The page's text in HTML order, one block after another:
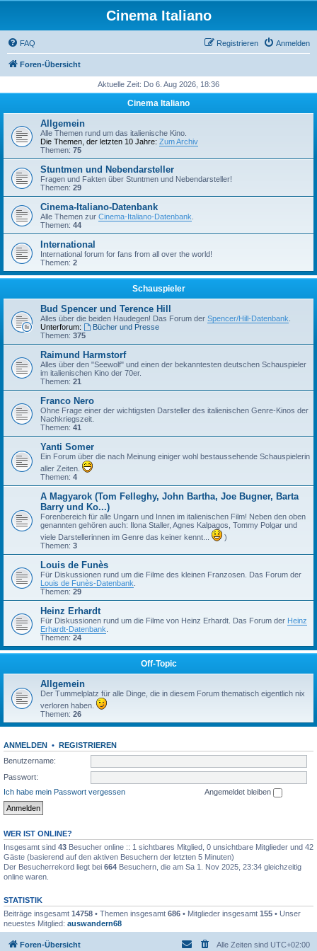
Cinema Italiano
FAQ Anmelden
Registrieren
Foren-Übersicht
Aktuelle Zeit: Do 6. Aug 2026, 18:36
Cinema Italiano
Allgemein
Alle Themen rund um das italienische Kino.
Die Themen, der letzten 10 Jahre: Zum Archiv
Themen: 75
Stuntmen und Nebendarsteller
Fragen und Fakten über Stuntmen und Nebendarsteller!
Themen: 29
Cinema-Italiano-Datenbank
Alle Themen zur Cinema-Italiano-Datenbank
Themen: 44
International
International forum for fans from all over the world!
Themen: 2
Schauspieler
Bud Spencer und Terence Hill
Alles über die beiden Haudegen! Das Forum der Spencer/Hill-Datenbank
Unterforum:
Bücher und Presse
Themen: 375
Raimund Harmstorf
Alles über den "Seewolf" und einen der bekanntesten deutschen Schauspieler
im italienischen Kino der 70er.
Themen: 21
Franco Nero
Ohne Frage einer der wichtigsten Darsteller des italienischen Genre-Kinos der
Nachkriegszeit.
Themen: 41
Yanti Somer
Ein Forum über die nach Meinung einiger wohl bestaussehende Schauspielerin
aller Zeiten.
Themen: 4
A Magyarok (Tom Felleghy, John Bartha, Joe Bugner, Barta
Barry und Ko...)
Forenbereich für alle Ungarn und Innen im italienischen Film! Neben den oben
genannten gehören auch: Ilona Staller, Agnes Kalpagos, Tommy Polgar und
viele Darstellerinnen im Genre das keiner kennt...
)
Themen: 3
Louis de Funès
Für Diskussionen rund um die Filme des kleinen Franzosen. Das Forum der
Louis de Funès-Datenbank
Themen: 29
Heinz Erhardt
Für Diskussionen rund um die Filme von Heinz Erhardt. Das Forum der Heinz
Erhardt-Datenbank
Themen: 24
Off-Topic
Allgemein
Der Tummelplatz für alle Dinge, die in diesem Forum thematisch eigentlich nix
verloren haben.
Themen: 26
ANMELDEN • REGISTRIEREN
Benutzername:
Passwort:
Ich habe mein Passwort vergessen
Angemeldet bleiben
WER IST ONLINE?
Insgesamt sind 43 Besucher online :: 1 sichtbares Mitglied, 0 unsichtbare Mitglieder und 42
Gäste (basierend auf den aktiven Besuchern der letzten 5 Minuten)
Der Besucherrekord liegt bei 664 Besuchern, die am Sa 1. Nov 2025, 23:34 gleichzeitig
online waren.
STATISTIK
Beiträge insgesamt 14758 • Themen insgesamt 686 • Mitglieder insgesamt 155 • Unser
neuestes Mitglied: auswandern68
Foren-Übersicht Alle Zeiten sind UTC+02:00